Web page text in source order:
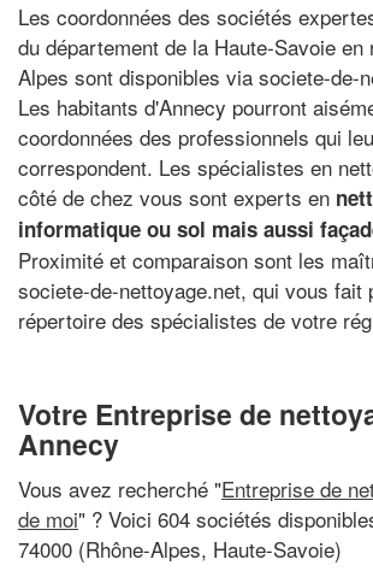
Les coordonnées des sociétés
du département de la Haute-Savoie en
Alpes sont disponibles via societe-de-
Les habitants d'Annecy pourront
coordonnées des professionnels qui
correspondent. Les spécialistes en
côté de chez vous sont experts en
informatique ou sol mais aussi
Proximité et comparaison sont les
societe-de-nettoyage.net, qui vous fait
répertoire des spécialistes de votre
Votre Entreprise de
Annecy
Vous avez recherché "Entreprise de
de moi" ? Voici 604 sociétés
74000 (Rhône-Alpes, Haute-Savoie)